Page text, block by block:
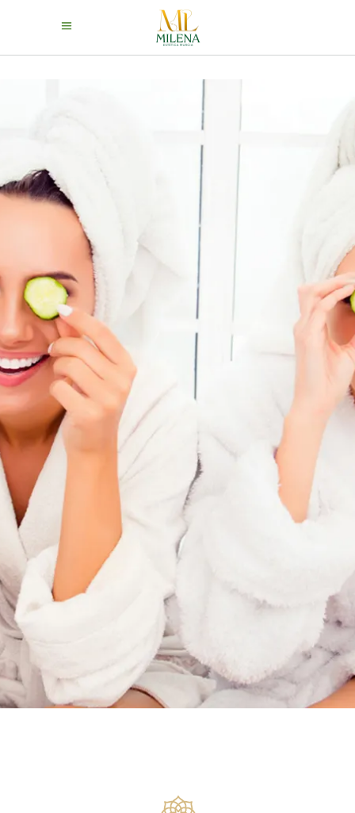
BEAUTY PARTY
¡Disfruta de una fiesta de belleza con
tus amigas!
Beauty Party es una experiencia de belleza
privada y divertida, donde el centro se reserva en
exclusiva para vosotras. Surgió hace algunos
años en Estados Unidos como una forma de
celebrar momentos especiales con amigas
mientras se disfrutaba de tratamientos de
belleza, combinando relax, diversión y
socialización.
Hoy, estas fiestas incluyen tratamientos
estéticos, bebidas, aperitivos y un ambiente
único, convirtiéndolas en una celebración
diferente a un servicio de belleza tradicional.